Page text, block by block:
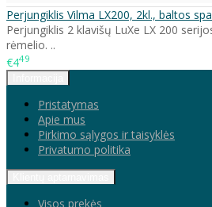
Perjungiklis Vilma LX200, 2kl., baltos
Perjungiklis 2 klavišų LuXe LX 200
rėmelio. ..
€449
Pristatymas
Apie mus
Pirkimo sąlygos ir taisyklės
Privatumo politika
Visos prekės